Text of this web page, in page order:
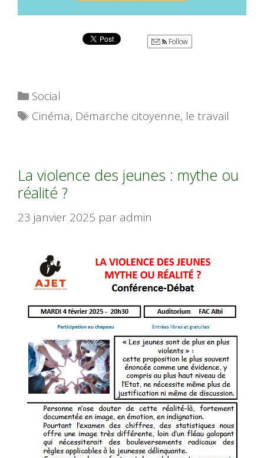
Follow
Catégories
Social
Étiquettes
Cinéma, Démarche citoyenne, le travail
La violence des jeunes : mythe ou
réalité ?
23 janvier 2025 par admin